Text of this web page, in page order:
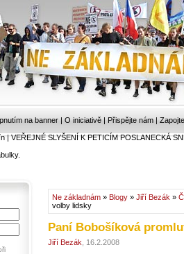
na banner | O iniciativě | Přispějte nám |
|VEŘEJNÉ SLYŠENÍ K PETICÍM POSLANECKÁ
Ne základnám » Blogy » Jiří Bezák »
volby lidsky
Paní Bobošíková
Jiří Bezák , 16.2.2008